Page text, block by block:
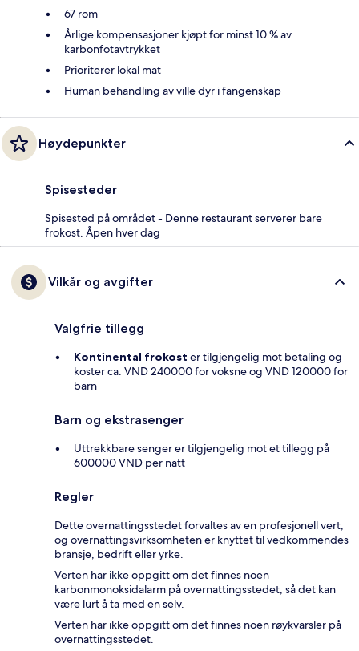
67 rom
Årlige kompensasjoner kjøpt for minst 10 % av
karbonfotavtrykket
Prioriterer lokal mat
Human behandling av ville dyr i fangenskap
Høydepunkter
Spisesteder
Spisested på området - Denne restaurant serverer bare
frokost. Åpen hver dag
Vilkår og avgifter
Valgfrie tillegg
Kontinental frokost er tilgjengelig mot betaling og
koster ca. VND 240000 for voksne og VND 120000 for
barn
Barn og ekstrasenger
Uttrekkbare senger er tilgjengelig mot et tillegg på
600000 VND per natt
Regler
Dette overnattingsstedet forvaltes av en profesjonell vert,
og overnattingsvirksomheten er knyttet til vedkommendes
bransje, bedrift eller yrke.
Verten har ikke oppgitt om det finnes noen
karbonmonoksidalarm på overnattingsstedet, så det kan
være lurt å ta med en selv.
Verten har ikke oppgitt om det finnes noen røykvarsler på
overnattingsstedet.